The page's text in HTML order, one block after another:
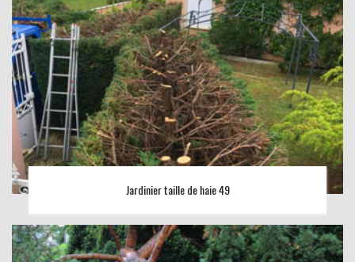
Jardinier taille de haie 49